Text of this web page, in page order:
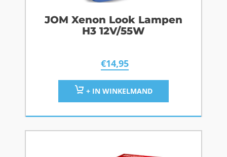
JOM Xenon Look Lampen
H3 12V/55W
€14,95
+ IN WINKELMAND